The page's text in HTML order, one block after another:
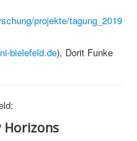
projekte/tagung_2019
bielefeld.de), Dorit Funke
Horizons